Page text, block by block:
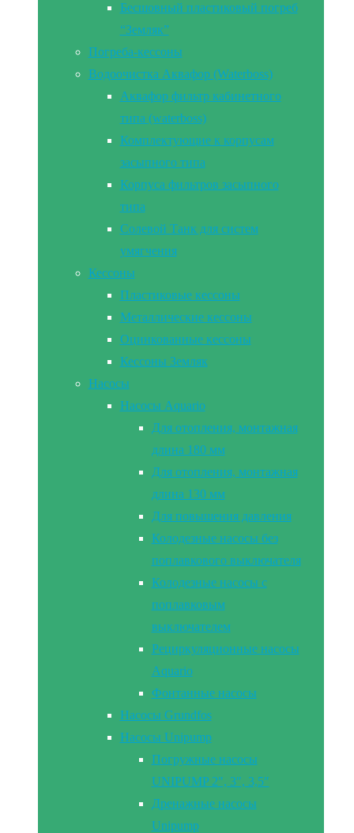
Бесшовный пластиковый погреб
“Земляк”
Погреба-кессоны
Водоочистка Аквафор (Waterboss)
Аквафор фильтр кабинетного
типа (waterboss)
Комплектующие к корпусам
засыпного типа
Корпуса фильтров засыпного
типа
Солевой Танк для систем
умягчения
Кессоны
Пластиковые кессоны
Металлические кессоны
Оцинкованные кессоны
Кессоны Земляк
Насосы
Насосы Aquario
Для отопления, монтажная
длина 180 мм
Для отопления, монтажная
длина 130 мм
Для повышения давления
Колодезные насосы без
поплавкового выключателя
Колодезные насосы с
поплавковым
выключателем
Рециркуляционные насосы
Aquario
Фонтанные насосы
Насосы Grundfos
Насосы Unipump
Погружные насосы
UNIPUMP 2″, 3″, 3,5″
Дренажные насосы
Unipump